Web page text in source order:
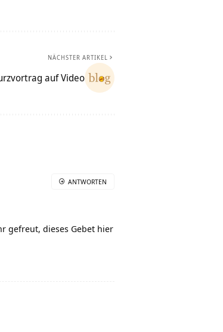
NÄCHSTER ARTIKEL
auf Video
gefreut, dieses Gebet hier
ANTWORTEN